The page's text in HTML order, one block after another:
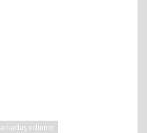
arkadaş edinme